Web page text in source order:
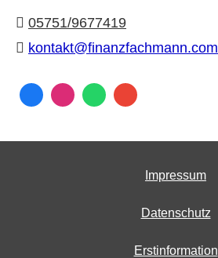
05751/9677419
kontakt@finanzfachmann.com
Impressum
Datenschutz
Erstinformation